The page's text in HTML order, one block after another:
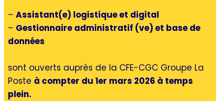
– Assistant(e) logistique et digital
– Gestionnaire administratif (ve) et base de
données
sont ouverts auprès de la CFE-CGC Groupe La
Poste à compter du 1er mars 2026 à temps
plein.